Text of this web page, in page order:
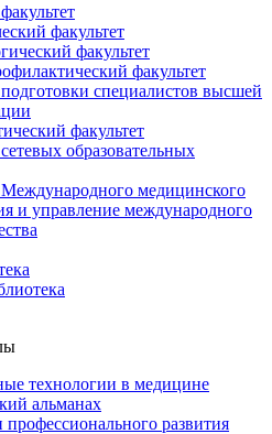
факультет
факультет
факультет
специалистов высшей
факультет
образовательных
Международного медицинского
и управление международного
технологии в медицине
альманах
развития